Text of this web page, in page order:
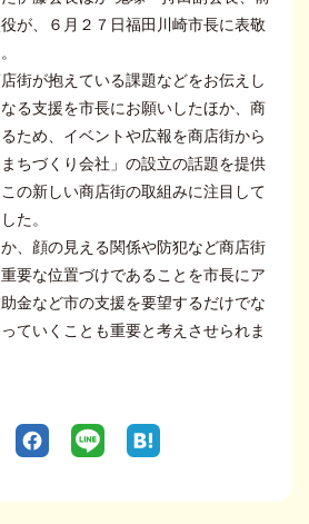
が、６月２７日福田川崎市長に表敬
街が抱えている課題などをお伝えし
る支援を市長にお願いしたほか、商
ため、イベントや広報を商店街から
ちづくり会社」の設立の話題を提供
の新しい商店街の取組みに注目して
た。
、顔の見える関係や防犯など商店街
要な位置づけであることを市長にア
金など市の支援を要望するだけでな
ていくことも重要と考えさせられま